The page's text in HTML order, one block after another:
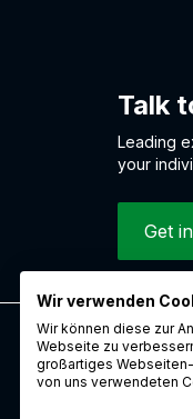
Talk
Leading
your
Get
Wir verwenden
Wir können diese zur
Webseite zu
großartiges
von uns verwendeten